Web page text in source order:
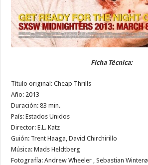
Ficha Técnica:
Título original: Cheap Thrills
Año: 2013
Duración: 83 min.
País: Estados Unidos
Director: E.L. Katz
Guión: Trent Haaga, David Chirchirillo
Música: Mads Heldtberg
Fotografía: Andrew Wheeler , Sebastian Winterø